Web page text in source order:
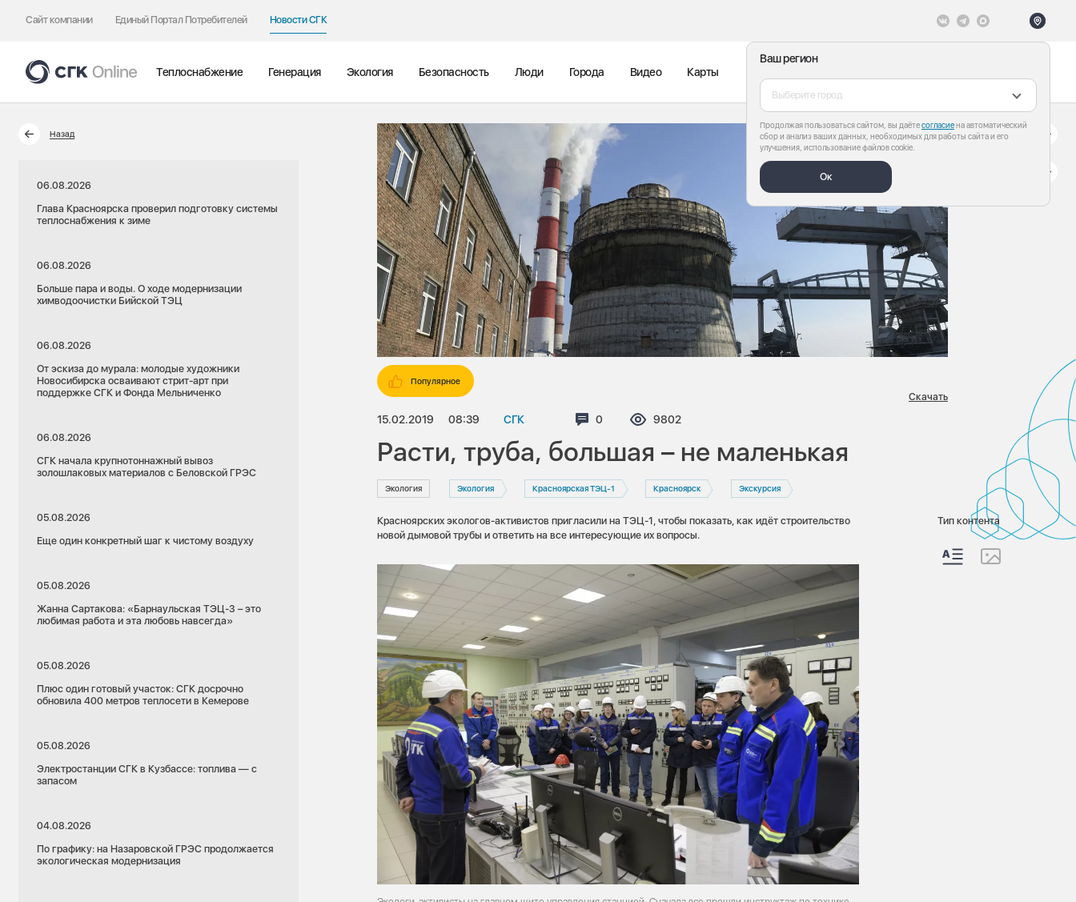
Сайт компании Единый Портал Потребителей Новости СГК
Ваш регион
Выберите город
Продолжая пользоваться сайтом, вы даётесогласиена автоматический
сбор и анализ ваших данных, необходимых для работы сайта и его
улучшения, использование файлов cookie.
Ок
Теплоснабжение Генерация Экология Безопасность Люди Города Видео Карты
Назад
06.08.2026
Глава Красноярска проверил подготовку системы
теплоснабжения к зиме
06.08.2026
Больше пара и воды. О ходе модернизации
химводоочистки Бийской ТЭЦ
06.08.2026
От эскиза до мурала: молодые художники
Новосибирска осваивают стрит-арт при
поддержке СГК и Фонда Мельниченко
06.08.2026
СГК начала крупнотоннажный вывоз
золошлаковых материалов с Беловской ГРЭС
05.08.2026
Еще один конкретный шаг к чистому воздуху
05.08.2026
Жанна Сартакова: «Барнаульская ТЭЦ-3 – это
любимая работа и эта любовь навсегда»
05.08.2026
Плюс один готовый участок: СГК досрочно
обновила 400 метров теплосети в Кемерове
05.08.2026
Электростанции СГК в Кузбассе: топлива — с
запасом
04.08.2026
По графику: на Назаровской ГРЭС продолжается
экологическая модернизация
Популярное
15.02.2019 08:39 СГК Комментариев:
0 Просмотров:
9802
Скачать
Расти, труба, большая – не маленькая
Экология Экология Красноярская ТЭЦ-1 Красноярск Экскурсия
Красноярских экологов-активистов пригласили на ТЭЦ-1, чтобы показать, как идёт строительство
новой дымовой трубы и ответить на все интересующие их вопросы.
Тип контента